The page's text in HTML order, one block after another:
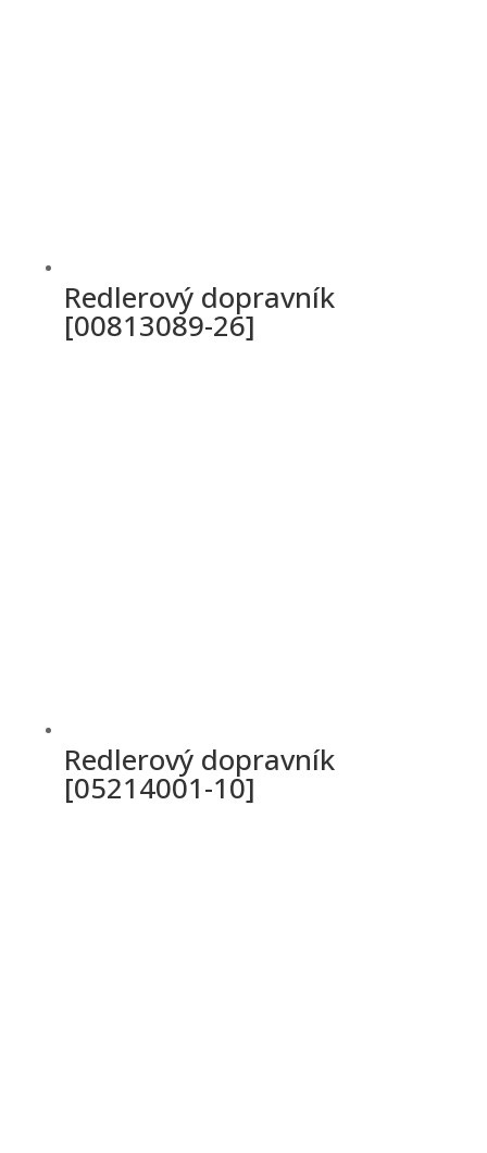
Redlerový dopravník
[00813089-26]
Redlerový dopravník
[05214001-10]